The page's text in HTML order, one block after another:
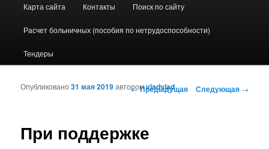
Карта сайта Контакты Поиск по сайту
Расчет больничных (пособия по нетрудоспособности)
Тендеры
Навигация по записям
←Предыдущая Следующая →
При поддержке
Опубликовано31 мая 2019авторомvladvlad